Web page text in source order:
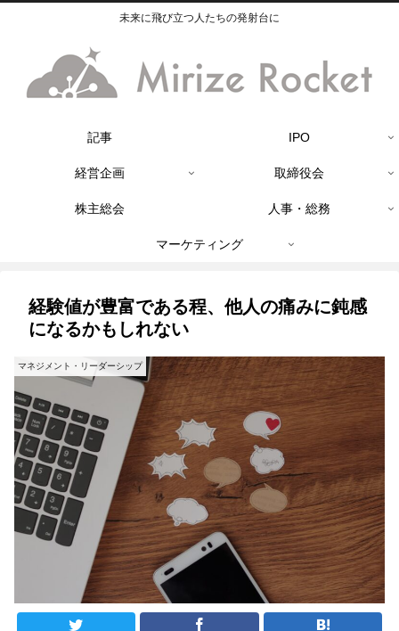
未来に飛び立つ人たちの発射台に
記事 IPO
経営企画 取締役会
株主総会 人事・総務
マーケティング
経験値が豊富である程、他人の痛みに鈍感
になるかもしれない
マネジメント・リーダーシップ